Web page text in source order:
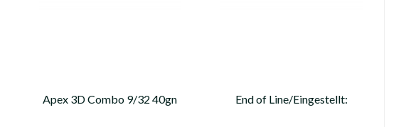
Apex 3D Combo 9/32 40gn
End of Line/Eingestellt: